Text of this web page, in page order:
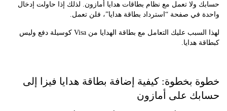
ولا تعمل مع نظام بطاقات هدايا أمازون. لذلك إذا حاولت إدخال
في صفحة “استرداد بطاقة هدايا”، فلن تعمل.
لهذا السبب عليك التعامل مع بطاقة الهدايا من Visa كوسيلة دفع وليس
هدايا.
بخطوة: كيفية إضافة بطاقة هدايا فيزا إلى
على أمازون